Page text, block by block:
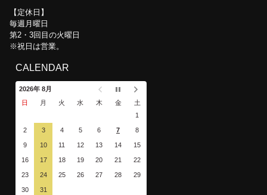
定休日
毎週月曜日
第2・3回目の火曜日
※祝日は営業。
CALENDAR
2026年 8月
日
月 火 水 木 金
土
1
2 3 4 5 6 7 8
9 10 11 12 13 14 15
16 17 18 19 20 21 22
23 24 25 26 27 28 29
30 31